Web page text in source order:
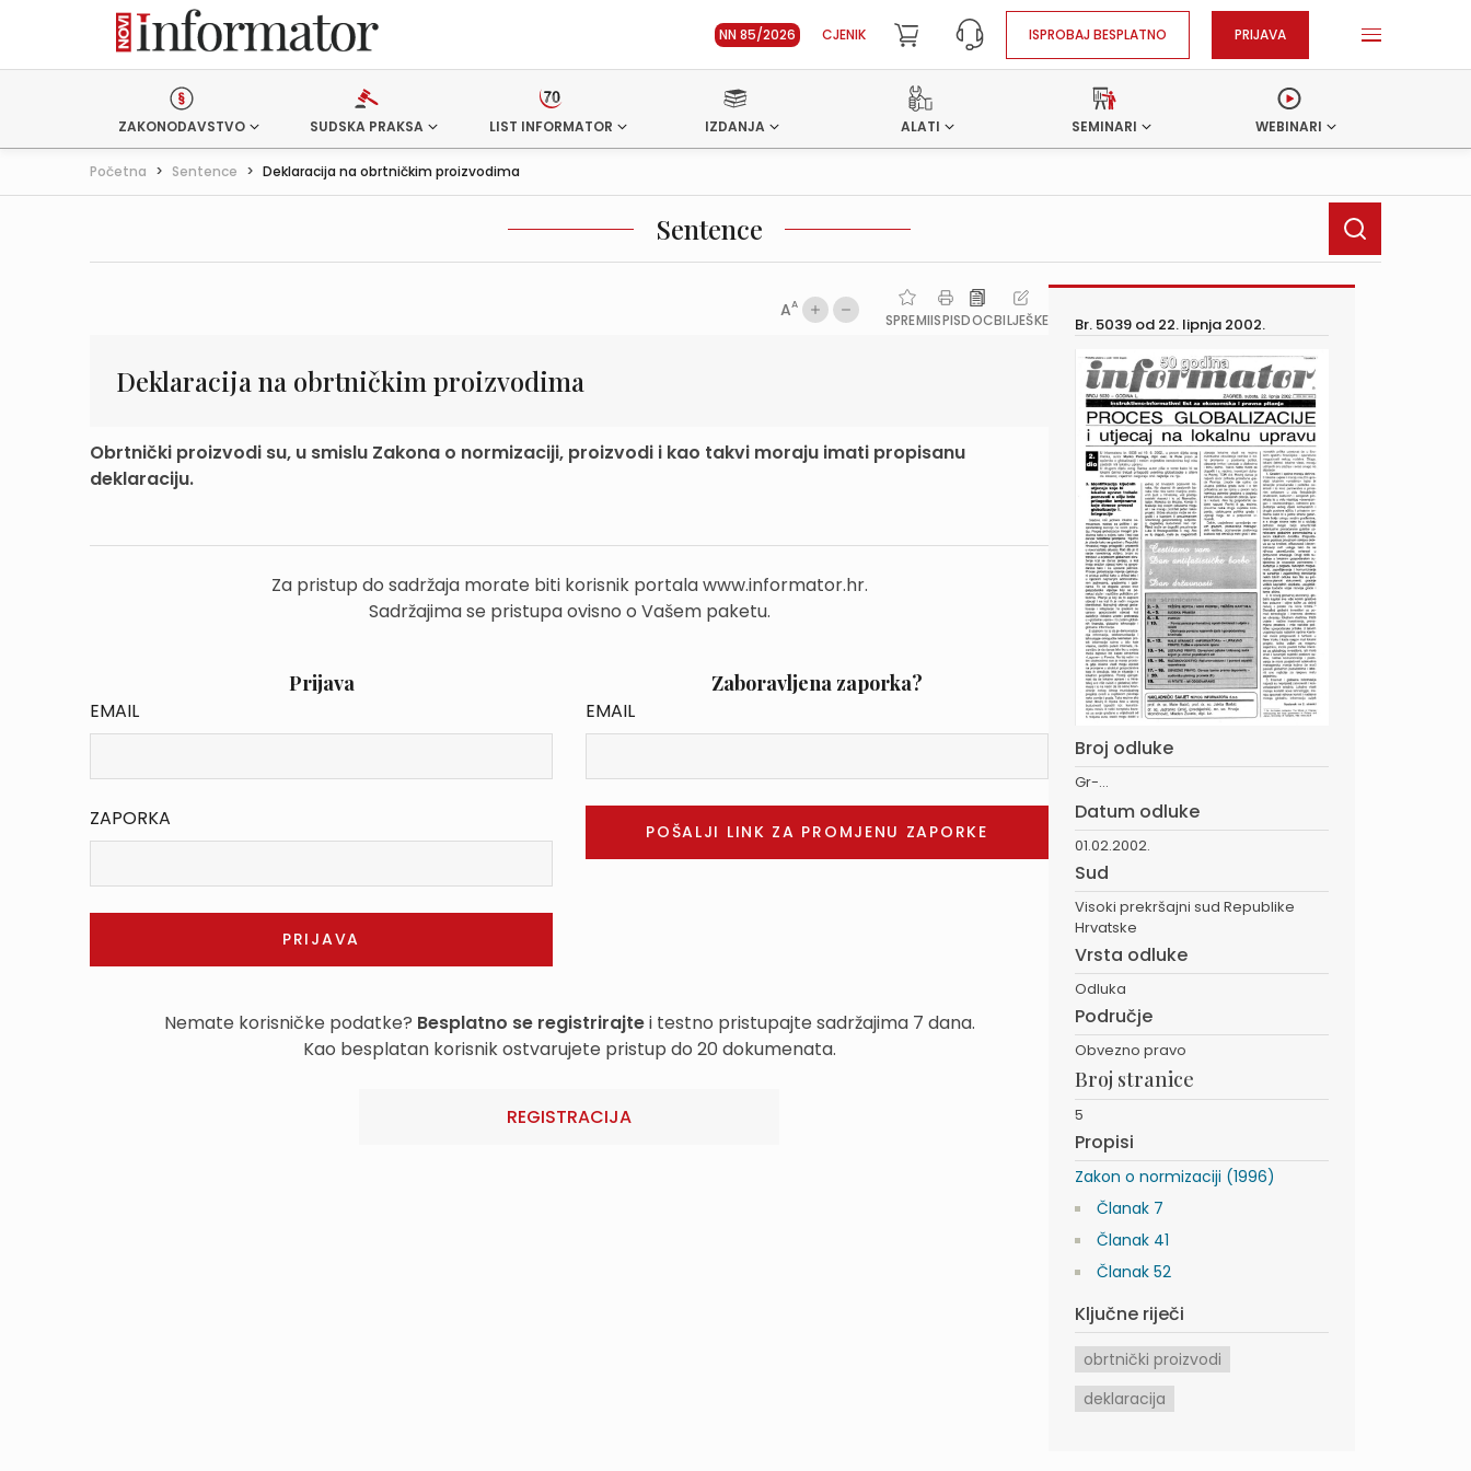
NN 85/2026 CJENIK ISPROBAJ BESPLATNO PRIJAVA
ZAKONODAVSTVO SUDSKA PRAKSA LIST INFORMATOR IZDANJA ALATI SEMINARI WEBINARI
Početna > Sentence > Deklaracija na obrtničkim proizvodima
Sentence
AA
SPREMIISPISDOCBILJEŠKE
Deklaracija na obrtničkim proizvodima
Obrtnički proizvodi su, u smislu Zakona o normizaciji, proizvodi i kao takvi moraju imati propisanu
deklaraciju.
Za pristup do sadržaja morate biti korisnik portala www.informator.hr.
Sadržajima se pristupa ovisno o Vašem paketu.
Prijava
EMAIL
ZAPORKA
Zaboravljena zaporka?
EMAIL
Nemate korisničke podatke? Besplatno se registrirajtei testno pristupajte sadržajima 7 dana.
Kao besplatan korisnik ostvarujete pristup do 20 dokumenata.
REGISTRACIJA
Br. 5039 od 22. lipnja 2002.
Broj odluke
Gr-...
Datum odluke
01.02.2002.
Sud
Visoki prekršajni sud Republike
Hrvatske
Vrsta odluke
Odluka
Područje
Obvezno pravo
Broj stranice
5
Propisi
Zakon o normizaciji (1996)
Članak 7
Članak 41
Članak 52
Ključne riječi
obrtnički proizvodi
deklaracija